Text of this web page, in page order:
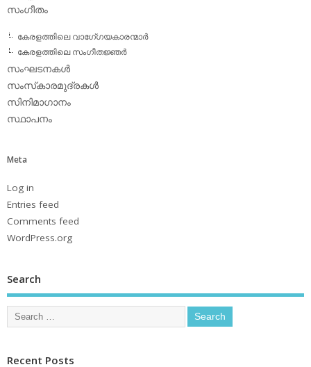
സംഗീതം
കേരളത്തിലെ വാഗേ്ഗയകാരന്മാര്‍
കേരളത്തിലെ സംഗീതജ്ഞര്‍
സംഘടനകള്‍
സംസ്‌കാരമുദ്രകള്‍
സിനിമാഗാനം
സ്ഥാപനം
Meta
Log in
Entries feed
Comments feed
WordPress.org
Search
Recent Posts